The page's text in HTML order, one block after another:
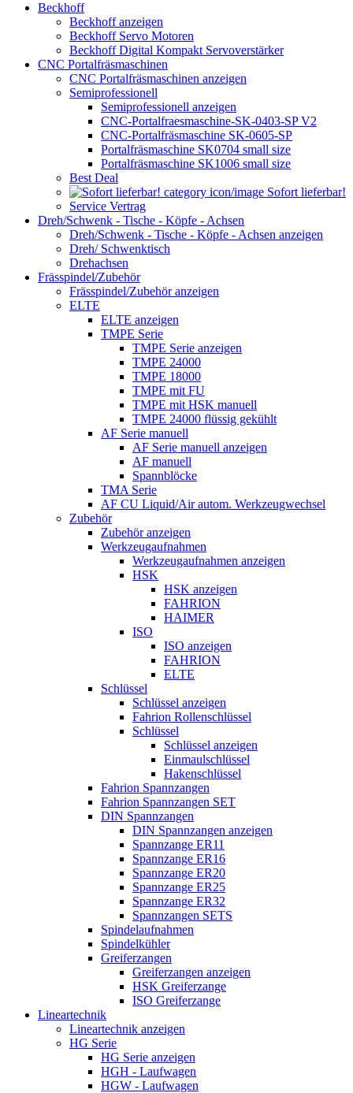
Beckhoff
Beckhoff anzeigen
Beckhoff Servo Motoren
Beckhoff Digital Kompakt Servoverstärker
CNC Portalfräsmaschinen
CNC Portalfräsmaschinen anzeigen
Semiprofessionell
Semiprofessionell anzeigen
CNC-Portalfraesmaschine-SK-0403-SP V2
CNC-Portalfräsmaschine SK-0605-SP
Portalfräsmaschine SK0704 small size
Portalfräsmaschine SK1006 small size
Best Deal
Sofort lieferbar!
Service Vertrag
Dreh/Schwenk - Tische - Köpfe - Achsen
Dreh/Schwenk - Tische - Köpfe - Achsen anzeigen
Dreh/ Schwenktisch
Drehachsen
Frässpindel/Zubehör
Frässpindel/Zubehör anzeigen
ELTE
ELTE anzeigen
TMPE Serie
TMPE Serie anzeigen
TMPE 24000
TMPE 18000
TMPE mit FU
TMPE mit HSK manuell
TMPE 24000 flüssig gekühlt
AF Serie manuell
AF Serie manuell anzeigen
AF manuell
Spannblöcke
TMA Serie
AF CU Liquid/Air autom. Werkzeugwechsel
Zubehör
Zubehör anzeigen
Werkzeugaufnahmen
Werkzeugaufnahmen anzeigen
HSK
HSK anzeigen
FAHRION
HAIMER
ISO
ISO anzeigen
FAHRION
ELTE
Schlüssel
Schlüssel anzeigen
Fahrion Rollenschlüssel
Schlüssel
Schlüssel anzeigen
Einmaulschlüssel
Hakenschlüssel
Fahrion Spannzangen
Fahrion Spannzangen SET
DIN Spannzangen
DIN Spannzangen anzeigen
Spannzange ER11
Spannzange ER16
Spannzange ER20
Spannzange ER25
Spannzange ER32
Spannzangen SETS
Spindelaufnahmen
Spindelkühler
Greiferzangen
Greiferzangen anzeigen
HSK Greiferzange
ISO Greiferzange
Lineartechnik
Lineartechnik anzeigen
HG Serie
HG Serie anzeigen
HGH - Laufwagen
HGW - Laufwagen